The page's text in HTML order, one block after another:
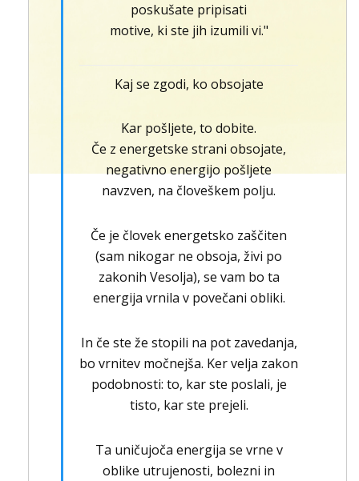
poskušate pripisati
motive, ki ste jih izumili vi."
Kaj se zgodi, ko obsojate
Kar pošljete, to dobite.
Če z energetske strani obsojate,
negativno energijo pošljete
navzven, na človeškem polju.
Če je človek energetsko zaščiten
(sam nikogar ne obsoja, živi po
zakonih Vesolja), se vam bo ta
energija vrnila v povečani obliki.
In če ste že stopili na pot zavedanja,
bo vrnitev močnejša. Ker velja zakon
podobnosti: to, kar ste poslali, je
tisto, kar ste prejeli.
Ta uničujoča energija se vrne v
oblike utrujenosti, bolezni in